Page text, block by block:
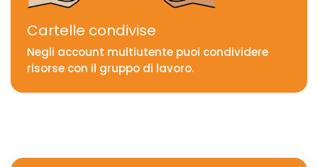
Cartelle condivise
Negli account multiutente puoi condividere
risorse con il gruppo di lavoro.